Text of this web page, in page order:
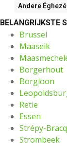
Andere
BELANGRIJKSTE
Brussel
Maaseik
Borgerhout
Borgloon
Retie
Essen
Strépy-
Strombeek